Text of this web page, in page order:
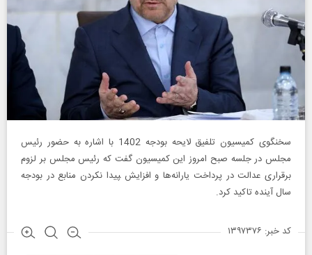
سخنگوی کمیسیون تلفیق لایحه بودجه 1402 با اشاره به حضور رئیس
مجلس در جلسه صبح امروز این کمیسیون گفت که رئیس مجلس بر لزوم
برقراری عدالت در پرداخت یارانه‌ها و افزایش ‍‍پیدا نکردن منابع در بودجه
سال آینده تاکید کرد.
کد خبر: ۱۳۹۷۳۷۶